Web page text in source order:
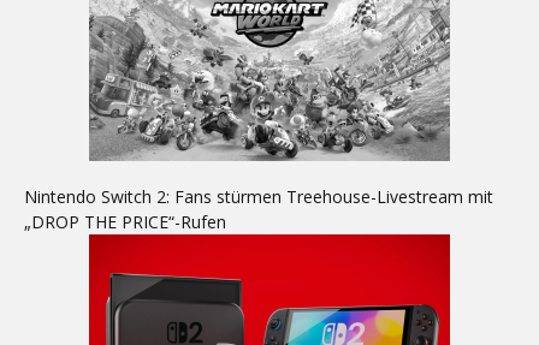
Nintendo Switch 2: Fans stürmen Treehouse-Livestream mit
„DROP THE PRICE“-Rufen